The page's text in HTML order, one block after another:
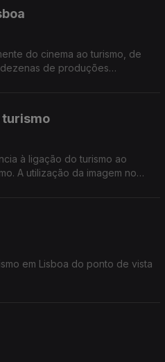
do cinema ao turismo, de
de produções
turismo
à ligação do turismo ao
A utilização da imagem no
em Lisboa do ponto de vista